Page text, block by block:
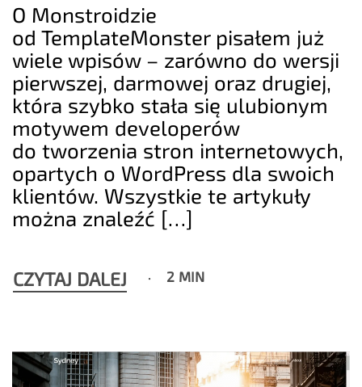
O Monstroidzie
od TemplateMonster pisałem już
wiele wpisów – zarówno do wersji
pierwszej, darmowej oraz drugiej,
która szybko stała się ulubionym
motywem developerów
do tworzenia stron internetowych,
opartych o WordPress dla swoich
klientów. Wszystkie te artykuły
można znaleźć […]
CZYTAJ DALEJ 2 MIN